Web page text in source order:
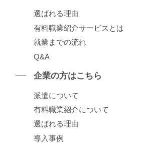
選ばれる理由
有料職業紹介サービスとは
就業までの流れ
Q&A
企業の⽅はこちら
派遣について
有料職業紹介について
選ばれる理由
導⼊事例